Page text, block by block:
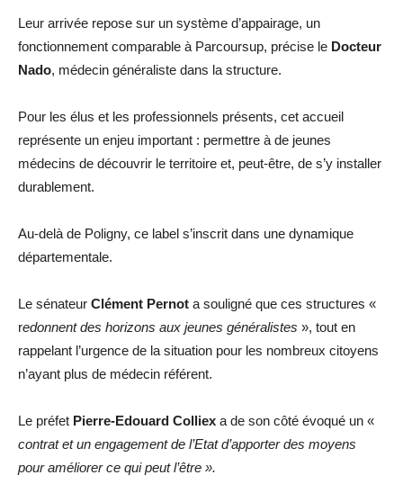
Leur arrivée repose sur un système d’appairage, un
fonctionnement comparable à Parcoursup, précise le Docteur
Nado, médecin généraliste dans la structure.
Pour les élus et les professionnels présents, cet accueil
représente un enjeu important : permettre à de jeunes
médecins de découvrir le territoire et, peut-être, de s’y installer
durablement.
Au-delà de Poligny, ce label s’inscrit dans une dynamique
départementale.
Le sénateur Clément Pernot a souligné que ces structures «
redonnent des horizons aux jeunes généralistes », tout en
rappelant l’urgence de la situation pour les nombreux citoyens
n’ayant plus de médecin référent.
Le préfet Pierre-Edouard Colliex a de son côté évoqué un «
contrat et un engagement de l’Etat d’apporter des moyens
pour améliorer ce qui peut l’être ».